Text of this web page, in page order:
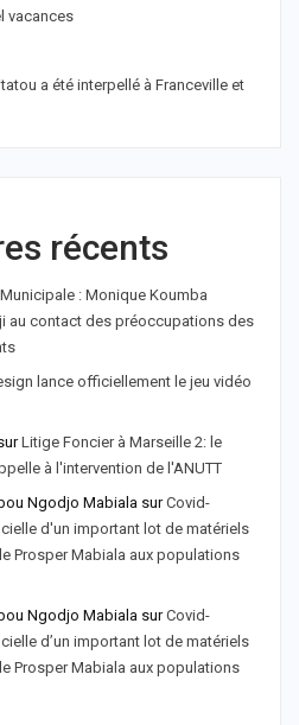
vacances
a été interpellé à Franceville et
récents
: Monique Koumba
au contact des préoccupations des
lance officiellement le jeu vidéo
Litige Foncier à Marseille 2: le
à l'intervention de l'ANUTT
Ngodjo Mabiala surCovid-
d'un important lot de matériels
Prosper Mabiala aux populations
Ngodjo Mabiala surCovid-
d’un important lot de matériels
Prosper Mabiala aux populations